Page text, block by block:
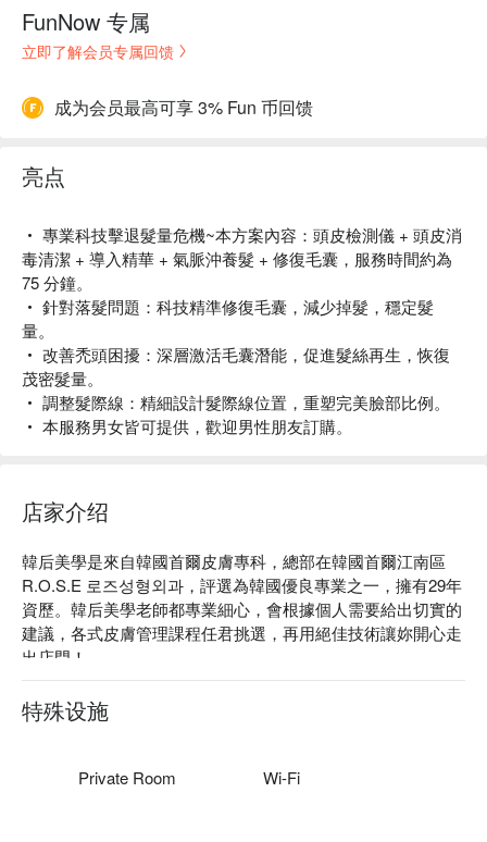
FunNow 专属
立即了解会员专属回馈
成为会员最高可享 3% Fun 币回馈
亮点
‧ 專業科技擊退髮量危機~本方案內容：頭皮檢測儀 + 頭皮消
毒清潔 + 導入精華 + 氣脈沖養髮 + 修復毛囊，服務時間約為
75 分鐘。
‧ 針對落髮問題：科技精準修復毛囊，減少掉髮，穩定髮
量。
‧ 改善禿頭困擾：深層激活毛囊潛能，促進髮絲再生，恢復
茂密髮量。
‧ 調整髮際線：精細設計髮際線位置，重塑完美臉部比例。
‧ 本服務男女皆可提供，歡迎男性朋友訂購。
店家介绍
韓后美學是來自韓國首爾皮膚專科，總部在韓國首爾江南區
R.O.S.E 로즈성형외과，評選為韓國優良專業之一，擁有29年
資歷。韓后美學老師都專業細心，會根據個人需要給出切實的
建議，各式皮膚管理課程任君挑選，再用絕佳技術讓妳開心走
出店門！
韓后美學評價：Google 5 星好評推薦
韓后美學服務：專注皮膚管理、育髮、身材管理、抗衰老等多
項服務。
且客製化的服務，評估、建議、皮膚狀況、尊重與溝通，再安
特殊设施
Private Room Wi-Fi